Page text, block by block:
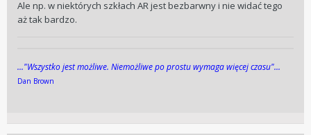
Ale np. w niektórych szkłach AR jest bezbarwny i nie widać tego
aż tak bardzo.
..."Wszys­tko jest możli­we. Niemożli­we po pros­tu wy­maga więcej cza­su"...
Dan Brown